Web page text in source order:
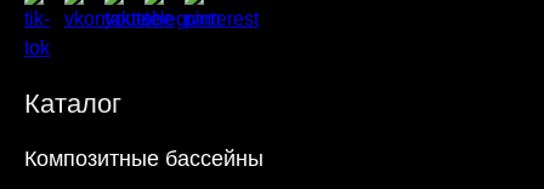
Каталог
Композитные бассейны